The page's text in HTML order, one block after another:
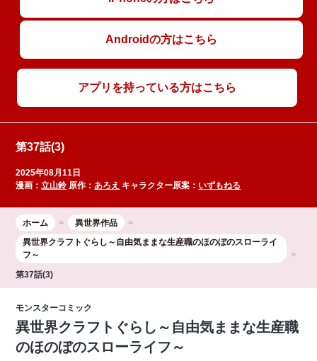
Androidの方はこちら
アプリを持っている方はこちら
第37話(3)
2025年08月11日
漫画：立山鈴 原作：あろえ キャラクター原案： いずもねる
ホーム
異世界作品
異世界クラフトぐらし～自由気ままな生産職のほのぼのスローライ
フ～
第37話(3)
モンスターコミック
異世界クラフトぐらし～自由気ままな生産職
のほのぼのスローライフ～